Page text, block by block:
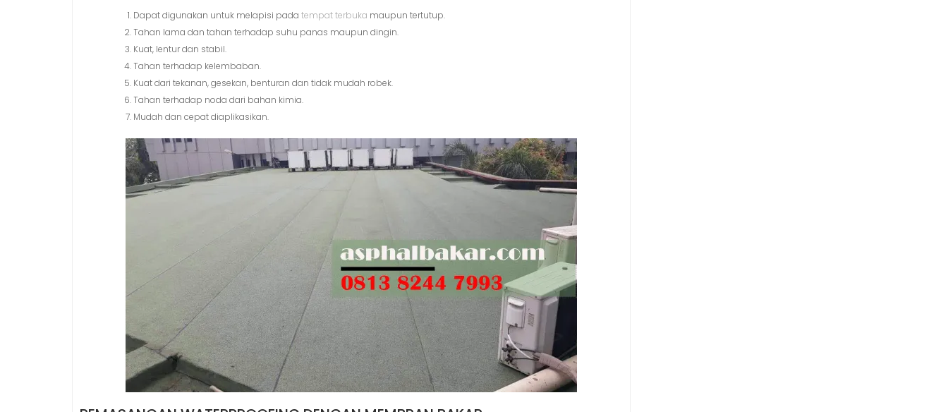
Dapat digunakan untuk melapisi pada tempat terbuka maupun tertutup.
Tahan lama dan tahan terhadap suhu panas maupun dingin.
Kuat, lentur dan stabil.
Tahan terhadap kelembaban.
Kuat dari tekanan, gesekan, benturan dan tidak mudah robek.
Tahan terhadap noda dari bahan kimia.
Mudah dan cepat diaplikasikan.